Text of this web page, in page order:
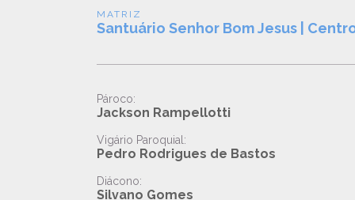
MATRIZ
Santuário Senhor Bom Jesus |
Pároco:
Jackson Rampellotti
Vigário Paroquial:
Pedro Rodrigues de Bastos
Diácono:
Silvano Gomes